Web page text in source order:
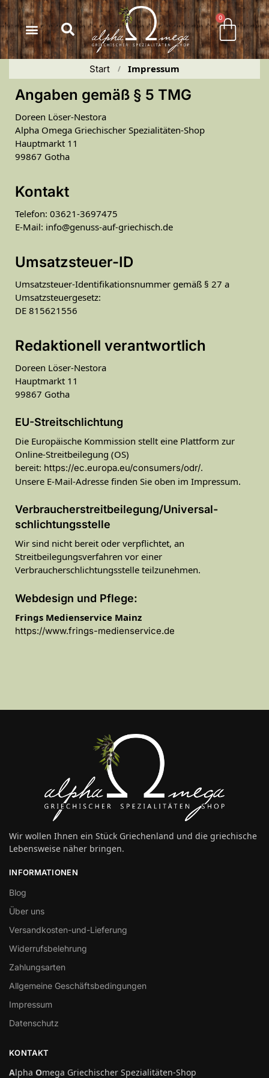
springen
0
Start / Impressum
Angaben gemäß § 5 TMG
Doreen Löser-Nestora
Alpha Omega Griechischer Spezialitäten-Shop
Hauptmarkt 11
99867 Gotha
Kontakt
Telefon: 03621-3697475
E-Mail: info@genuss-auf-griechisch.de
Umsatzsteuer-ID
Umsatzsteuer-Identifikationsnummer gemäß § 27 a
Umsatzsteuergesetz:
DE 815621556
Redaktionell verantwortlich
Doreen Löser-Nestora
Hauptmarkt 11
99867 Gotha
EU-Streitschlichtung
Die Europäische Kommission stellt eine Plattform zur
Online-Streitbeilegung (OS)
bereit: https://ec.europa.eu/consumers/odr/.
Unsere E-Mail-Adresse finden Sie oben im Impressum.
Verbraucher­streit­beilegung/Universal­
schlichtungs­stelle
Wir sind nicht bereit oder verpflichtet, an
Streitbeilegungsverfahren vor einer
Verbraucherschlichtungsstelle teilzunehmen.
Webdesign und Pflege:
Frings Medienservice Mainz
https://www.frings-medienservice.de
Wir wollen Ihnen ein Stück Griechenland und die griechische
Lebensweise näher bringen.
INFORMATIONEN
Blog
Über uns
Versandkosten-und-Lieferung
Widerrufsbelehrung
Zahlungsarten
Allgemeine Geschäftsbedingungen
Impressum
Datenschutz
KONTAKT
Alpha Omega Griechischer Spezialitäten-Shop